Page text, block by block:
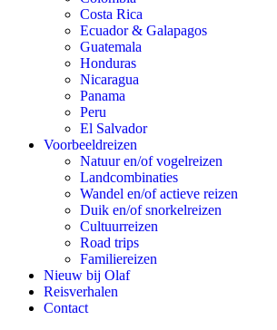
Costa Rica
Ecuador & Galapagos
Guatemala
Honduras
Nicaragua
Panama
Peru
El Salvador
Voorbeeldreizen
Natuur en/of vogelreizen
Landcombinaties
Wandel en/of actieve reizen
Duik en/of snorkelreizen
Cultuurreizen
Road trips
Familiereizen
Nieuw bij Olaf
Reisverhalen
Contact